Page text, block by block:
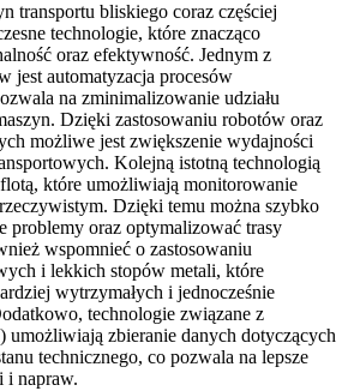
transportu bliskiego coraz częściej
technologie, które znacząco
oraz efektywność. Jednym z
jest automatyzacja procesów
na zminimalizowanie udziału
Dzięki zastosowaniu robotów oraz
możliwe jest zwiększenie wydajności
Kolejną istotną technologią
flotą, które umożliwiają monitorowanie
Dzięki temu można szybko
problemy oraz optymalizować trasy
wspomnieć o zastosowaniu
i lekkich stopów metali, które
wytrzymałych i jednocześnie
technologie związane z
umożliwiają zbieranie danych dotyczących
technicznego, co pozwala na lepsze
i napraw.